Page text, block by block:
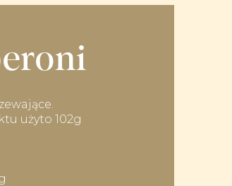
użyto 102g